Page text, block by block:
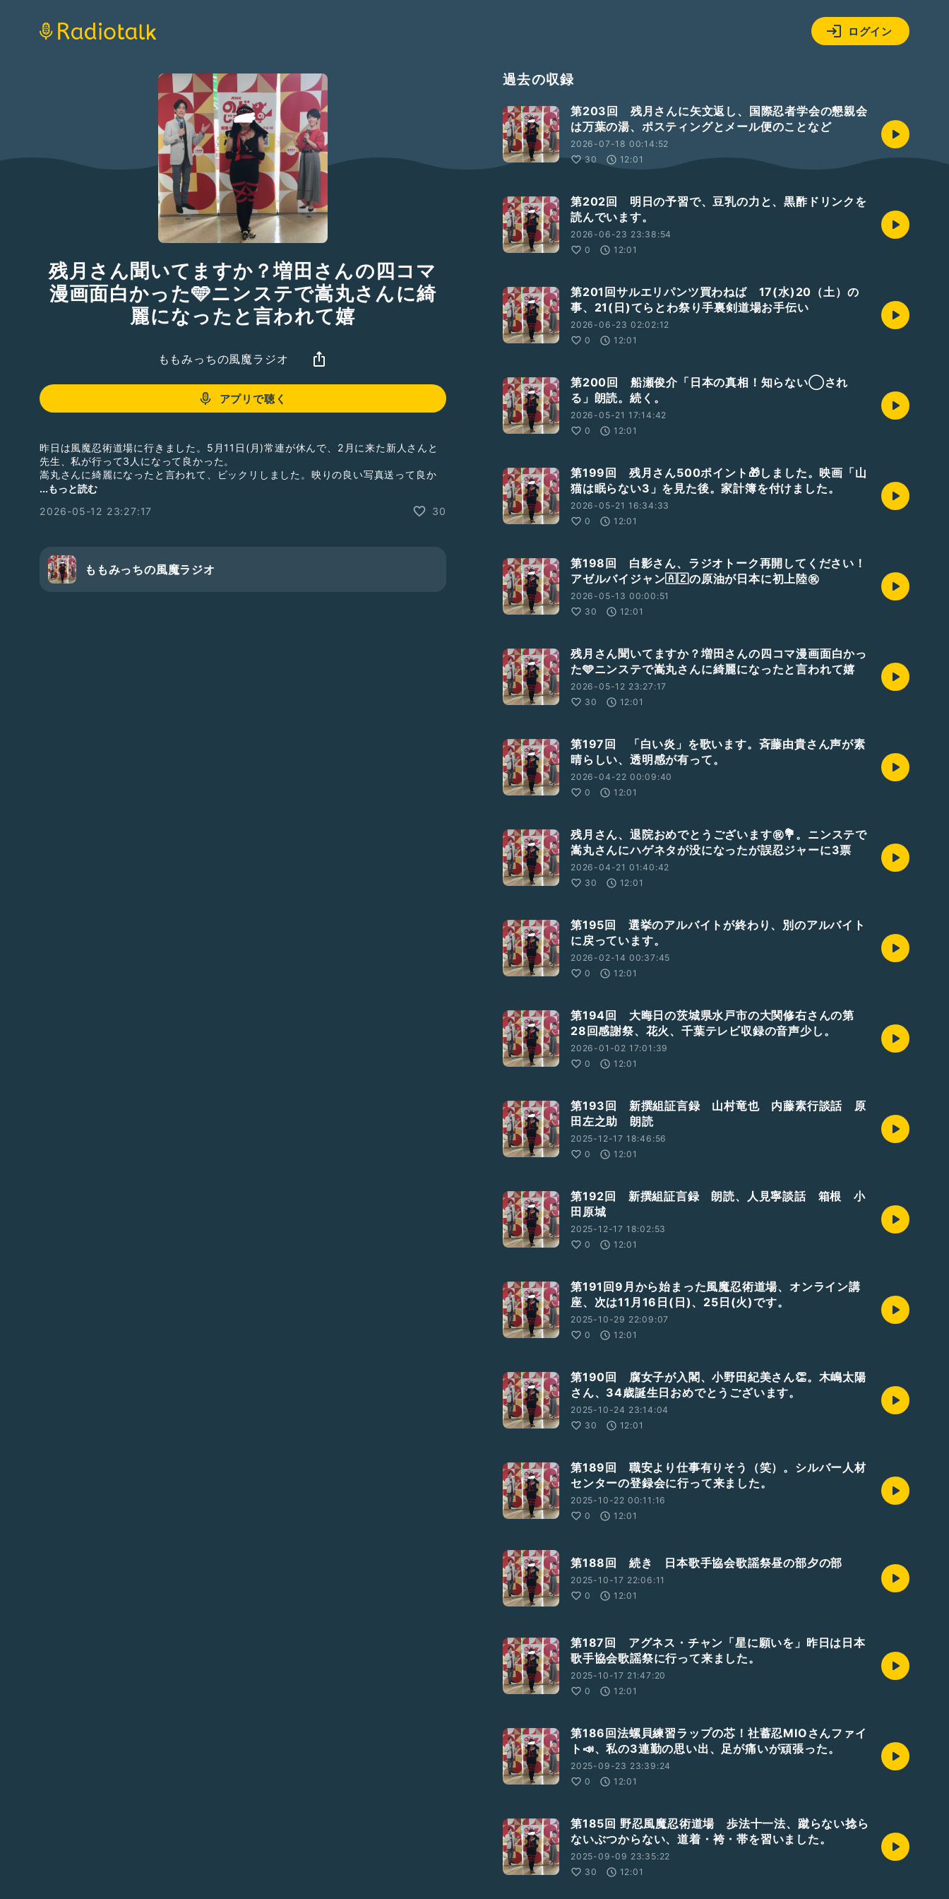
ログイン
残月さん聞いてますか？増田さんの四コマ
漫画面白かった🩵ニンステで嵩丸さんに綺
麗になったと言われて嬉
ももみっちの風魔ラジオ
アプリで聴く
昨日は風魔忍術道場に行きました。5月11日(月)常連が休んで、2月に来た新人さんと
先生、私が行って3人になって良かった。
嵩丸さんに綺麗になったと言われて、ビックリしました。映りの良い写真送って良か
った。周りが若い女性忍者なので、混ざれて嬉しいです。
小田原を建設中の話題も出ました。続く。
...もっと読む
2026-05-12 23:27:17
30
ももみっちの風魔ラジオ
過去の収録
第203回 残月さんに矢文返し、国際忍者学会の懇親会
は万葉の湯、ポスティングとメール便のことなど
2026-07-18 00:14:52
30
12:01
第202回 明日の予習で、豆乳の力と、黒酢ドリンクを
読んでいます。
2026-06-23 23:38:54
0
12:01
第201回サルエリパンツ買わねば 17(水)20（土）の
事、21(日)てらとわ祭り手裏剣道場お手伝い
2026-06-23 02:02:12
0
12:01
第200回 船瀬俊介「日本の真相！知らない◯され
る」朗読。続く。
2026-05-21 17:14:42
0
12:01
第199回 残月さん500ポイント🎁しました。映画「山
猫は眠らない3」を見た後。家計簿を付けました。
2026-05-21 16:34:33
0
12:01
第198回 白影さん、ラジオトーク再開してください！
アゼルバイジャン🇦🇿の原油が日本に初上陸㊗️
2026-05-13 00:00:51
30
12:01
残月さん聞いてますか？増田さんの四コマ漫画面白かっ
た🩵ニンステで嵩丸さんに綺麗になったと言われて嬉
2026-05-12 23:27:17
30
12:01
第197回 「白い炎」を歌います。斉藤由貴さん声が素
晴らしい、透明感が有って。
2026-04-22 00:09:40
0
12:01
残月さん、退院おめでとうございます㊗️💐。ニンステで
嵩丸さんにハゲネタが没になったが誤忍ジャーに3票
2026-04-21 01:40:42
30
12:01
第195回 選挙のアルバイトが終わり、別のアルバイト
に戻っています。
2026-02-14 00:37:45
0
12:01
第194回 大晦日の茨城県水戸市の大関修右さんの第
28回感謝祭、花火、千葉テレビ収録の音声少し。
2026-01-02 17:01:39
0
12:01
第193回 新撰組証言録 山村竜也 内藤素行談話 原
田左之助 朗読
2025-12-17 18:46:56
0
12:01
第192回 新撰組証言録 朗読、人見寧談話 箱根 小
田原城
2025-12-17 18:02:53
0
12:01
第191回9月から始まった風魔忍術道場、オンライン講
座、次は11月16日(日)、25日(火)です。
2025-10-29 22:09:07
0
12:01
第190回 腐女子が入閣、小野田紀美さん👏。木嶋太陽
さん、34歳誕生日おめでとうございます。
2025-10-24 23:14:04
30
12:01
第189回 職安より仕事有りそう（笑）。シルバー人材
センターの登録会に行って来ました。
2025-10-22 00:11:16
0
12:01
第188回 続き 日本歌手協会歌謡祭昼の部夕の部
2025-10-17 22:06:11
0
12:01
第187回 アグネス・チャン「星に願いを」昨日は日本
歌手協会歌謡祭に行って来ました。
2025-10-17 21:47:20
0
12:01
第186回法螺貝練習ラップの芯！社蓄忍MIOさんファイ
ト📣、私の3連勤の思い出、足が痛いが頑張った。
2025-09-23 23:39:24
0
12:01
第185回 野忍風魔忍術道場 歩法十一法、蹴らない捻ら
ないぶつからない、道着・袴・帯を習いました。
2025-09-09 23:35:22
30
12:01